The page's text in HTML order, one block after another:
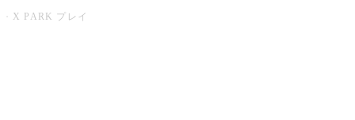
X PARK プレイ